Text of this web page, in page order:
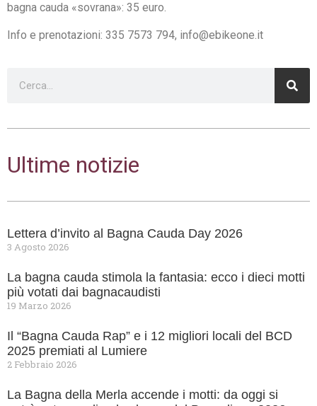
bagna cauda «sovrana»: 35 euro.
Info e prenotazioni: 335 7573 794, info@ebikeone.it
Ultime notizie
Lettera d’invito al Bagna Cauda Day 2026
3 Agosto 2026
La bagna cauda stimola la fantasia: ecco i dieci motti
più votati dai bagnacaudisti
19 Marzo 2026
Il “Bagna Cauda Rap” e i 12 migliori locali del BCD
2025 premiati al Lumiere
2 Febbraio 2026
La Bagna della Merla accende i motti: da oggi si